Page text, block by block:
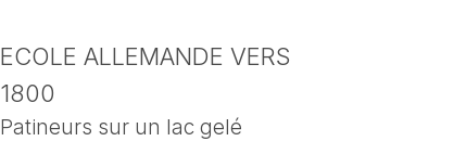
ECOLE ALLEMANDE VERS
1800
Patineurs sur un lac gelé